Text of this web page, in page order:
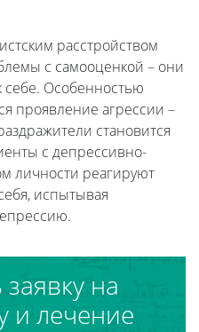
расстройством
с самооценкой – они
себе. Особенностью
проявление агрессии –
становится
с депрессивно-
личности реагируют
испытывая
на
и лечение